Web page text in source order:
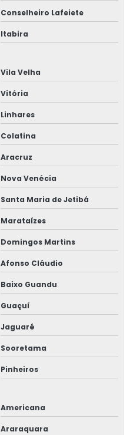
Conselheiro Lafeiete
Itabira
Vila Velha
Vitória
Linhares
Colatina
Aracruz
Nova Venécia
Santa Maria de Jetibá
Marataízes
Domingos Martins
Afonso Cláudio
Baixo Guandu
Guaçuí
Jaguaré
Sooretama
Pinheiros
Americana
Araraquara